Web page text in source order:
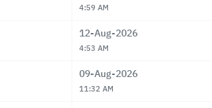
4:59 AM
12-Aug-2026
4:53 AM
09-Aug-2026
11:32 AM